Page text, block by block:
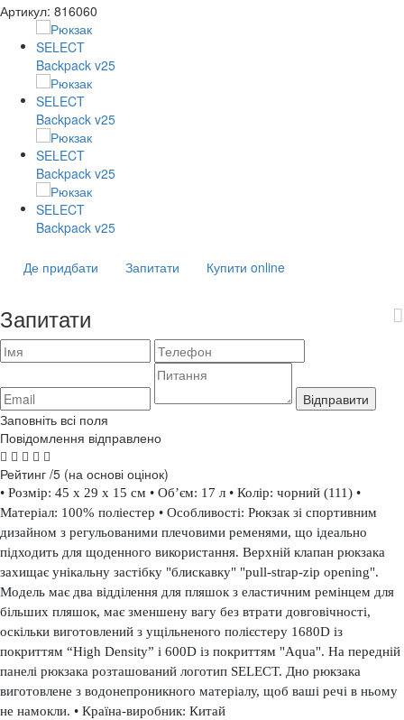
Артикул: 816060
Де придбати Запитати Купити online
Запитати
Відправити
Заповніть всі поля
Повідомлення відправлено
Рейтинг /5 (на основі оцінок)
• Розмір: 45 x 29 x 15 см • Об’єм: 17 л • Колір: чорний (111) •
Матеріал: 100% поліестер • Особливості: Рюкзак зі спортивним
дизайном з регульованими плечовими ременями, що ідеально
підходить для щоденного використання. Верхній клапан рюкзака
захищає унікальну застібку "блискавку" "pull-strap-zip opening".
Модель має два відділення для пляшок з еластичним ремінцем для
більших пляшок, має зменшену вагу без втрати довговічності,
оскільки виготовлений з ущільненого полієстеру 1680D із
покриттям “High Density” і 600D із покриттям "Aqua". На передній
панелі рюкзака розташований логотип SELECT. Дно рюкзака
виготовлене з водонепроникного матеріалу, щоб ваші речі в ньому
не намокли. • Країна-виробник: Китай